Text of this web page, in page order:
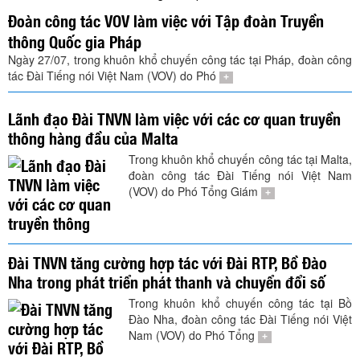
Vận hành bởi QI Corp
Đoàn công tác VOV làm việc với Tập đoàn Truyền
thông Quốc gia Pháp
Ngày 27/07, trong khuôn khổ chuyến công tác tại Pháp, đoàn công
tác Đài Tiếng nói Việt Nam (VOV) do Phó
+
Lãnh đạo Đài TNVN làm việc với các cơ quan truyền
thông hàng đầu của Malta
Trong khuôn khổ chuyến công tác tại Malta,
đoàn công tác Đài Tiếng nói Việt Nam
(VOV) do Phó Tổng Giám
+
Đài TNVN tăng cường hợp tác với Đài RTP, Bồ Đào
Nha trong phát triển phát thanh và chuyển đổi số
Trong khuôn khổ chuyến công tác tại Bồ
Đào Nha, đoàn công tác Đài Tiếng nói Việt
Nam (VOV) do Phó Tổng
+